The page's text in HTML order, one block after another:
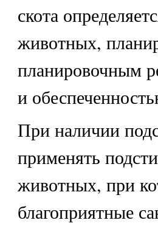
скота
животных,
планировочным
и
При наличии
применять
животных, при
благоприятные